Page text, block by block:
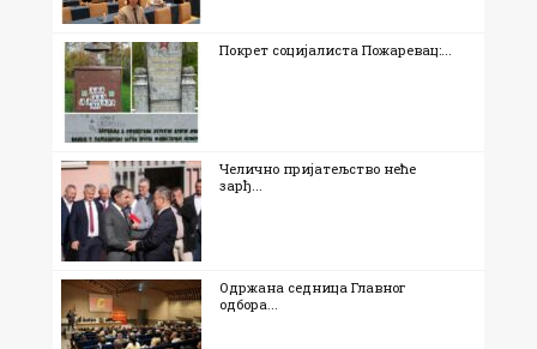
Покрет социјалиста Пожаревац:...
Челично пријатељство неће
зарђ...
Одржана седница Главног
одбора...